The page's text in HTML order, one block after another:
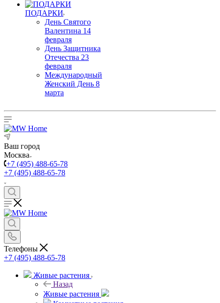
ПОДАРКИ
День Святого
Валентина 14
февраля
День Защитника
Отечества 23
февраля
Международный
Женский День 8
марта
Ваш город
Москва
+7 (495) 488-65-78
+7 (495) 488-65-78
Телефоны
+7 (495) 488-65-78
Живые растения
Назад
Живые растения